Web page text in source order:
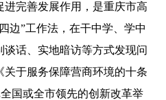
完善发展作用，是重庆市高
边”工作法，在干中学、学中
话、实地暗访等方式发现问
于服务保障营商环境的十条
国或全市领先的创新改革举